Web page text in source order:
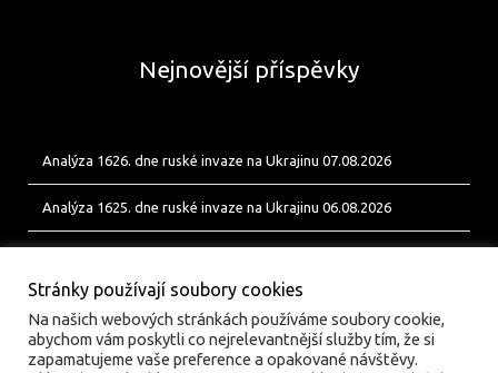
Nejnovější příspěvky
Analýza 1626. dne ruské invaze na Ukrajinu 07.08.2026
Analýza 1625. dne ruské invaze na Ukrajinu 06.08.2026
Stránky používají soubory cookies
Na našich webových stránkách používáme soubory cookie,
abychom vám poskytli co nejrelevantnější služby tím, že si
zapamatujeme vaše preference a opakované návštěvy.